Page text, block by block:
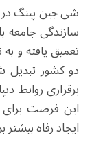
شی جین پینگ در
سازندگی
تعمیق یافته و
دو کشور
برقراری روابط
این فرصت برای
ایجاد رفاه